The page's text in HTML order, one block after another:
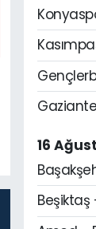
16
Beşiktaş